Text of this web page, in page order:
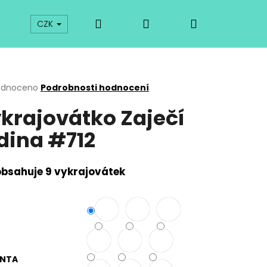
Kurzy Odkazy O vykrajovátkách
CZK Přihlášení
Podrobnosti hodnocení
Zaječí
#712
9 vykrajovátek
Následující